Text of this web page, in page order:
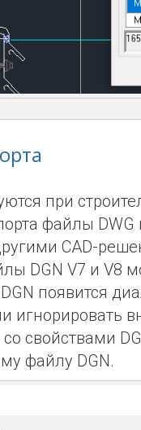
при
файлы
CAD-
DGN V7 и V8
появится
со свойствами
файлу DGN.